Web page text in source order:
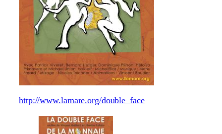
http://www.lamare.org/double_face